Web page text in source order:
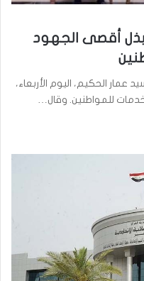
بذل أقصى الجهود
عمار الحكيم، اليوم الأربعاء،
للمواطنين. وقال…